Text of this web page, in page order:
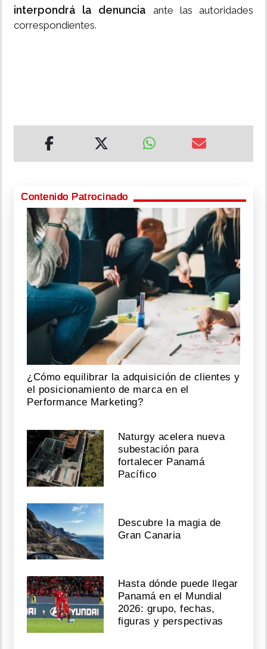
interpondrá la denuncia ante las autoridades
correspondientes.
Contenido Patrocinado
¿Cómo equilibrar la adquisición de clientes y
el posicionamiento de marca en el
Performance Marketing?
Naturgy acelera nueva
subestación para
fortalecer Panamá
Pacífico
Descubre la magia de
Gran Canaria
Hasta dónde puede llegar
Panamá en el Mundial
2026: grupo, fechas,
figuras y perspectivas